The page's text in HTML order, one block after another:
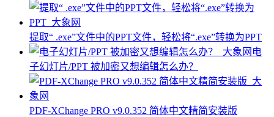
提取“ .exe”文件中的PPT文件，轻松将“.exe”转换为PPT
电
子幻灯片/PPT 被加密又想编辑怎么办？
PDF-XChange PRO v9.0.352 简体中文精简安装版